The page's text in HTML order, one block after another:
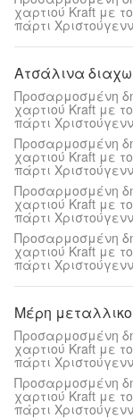
χαρτιού Kraft με
πάρτι
Ατσάλινα
Προσαρμοσμένη
χαρτιού Kraft με
πάρτι
Προσαρμοσμένη
χαρτιού Kraft με
πάρτι
Προσαρμοσμένη
χαρτιού Kraft με
πάρτι
Προσαρμοσμένη
χαρτιού Kraft με
πάρτι
Μέρη
Προσαρμοσμένη
χαρτιού Kraft με
πάρτι
Προσαρμοσμένη
χαρτιού Kraft με
πάρτι